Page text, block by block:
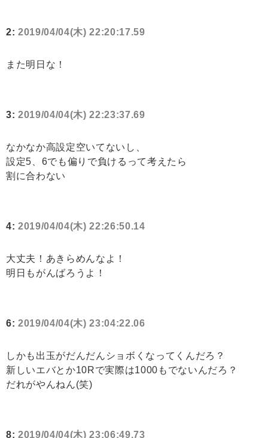
2: 2019/04/04(木) 22:20:17.59
また明日な！
3: 2019/04/04(木) 22:23:37.69
なかなか高設定空いてないし、
設定5、6でも偏りで負けるって考えたら
割に合わない
4: 2019/04/04(木) 22:26:50.14
大丈夫！あきらめんなよ！
明日もがんばろうよ！
6: 2019/04/04(木) 23:04:22.06
しかも出玉がだんだんショボくなってくんだろ？
新しいエバとか10Rで実際は1000もでないんだろ？
だれがやんねん(笑)
8: 2019/04/04(木) 23:06:49.73